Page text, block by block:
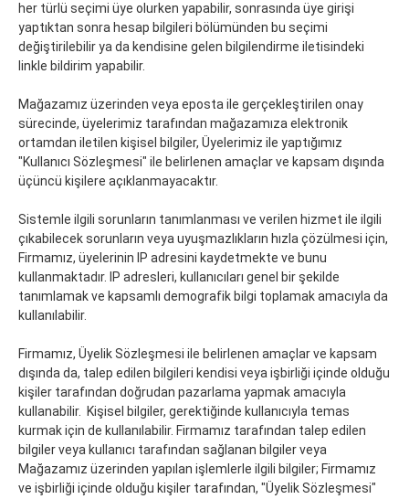
her türlü seçimi üye olurken yapabilir, sonrasında üye girişi
yaptıktan sonra hesap bilgileri bölümünden bu seçimi
değiştirilebilir ya da kendisine gelen bilgilendirme iletisindeki
linkle bildirim yapabilir.
Mağazamız üzerinden veya eposta ile gerçekleştirilen onay
sürecinde, üyelerimiz tarafından mağazamıza elektronik
ortamdan iletilen kişisel bilgiler, Üyelerimiz ile yaptığımız
"Kullanıcı Sözleşmesi" ile belirlenen amaçlar ve kapsam dışında
üçüncü kişilere açıklanmayacaktır.
Sistemle ilgili sorunların tanımlanması ve verilen hizmet ile ilgili
çıkabilecek sorunların veya uyuşmazlıkların hızla çözülmesi için,
Firmamız, üyelerinin IP adresini kaydetmekte ve bunu
kullanmaktadır. IP adresleri, kullanıcıları genel bir şekilde
tanımlamak ve kapsamlı demografik bilgi toplamak amacıyla da
kullanılabilir.
Firmamız, Üyelik Sözleşmesi ile belirlenen amaçlar ve kapsam
dışında da, talep edilen bilgileri kendisi veya işbirliği içinde olduğu
kişiler tarafından doğrudan pazarlama yapmak amacıyla
kullanabilir. Kişisel bilgiler, gerektiğinde kullanıcıyla temas
kurmak için de kullanılabilir. Firmamız tarafından talep edilen
bilgiler veya kullanıcı tarafından sağlanan bilgiler veya
Mağazamız üzerinden yapılan işlemlerle ilgili bilgiler; Firmamız
ve işbirliği içinde olduğu kişiler tarafından, "Üyelik Sözleşmesi"